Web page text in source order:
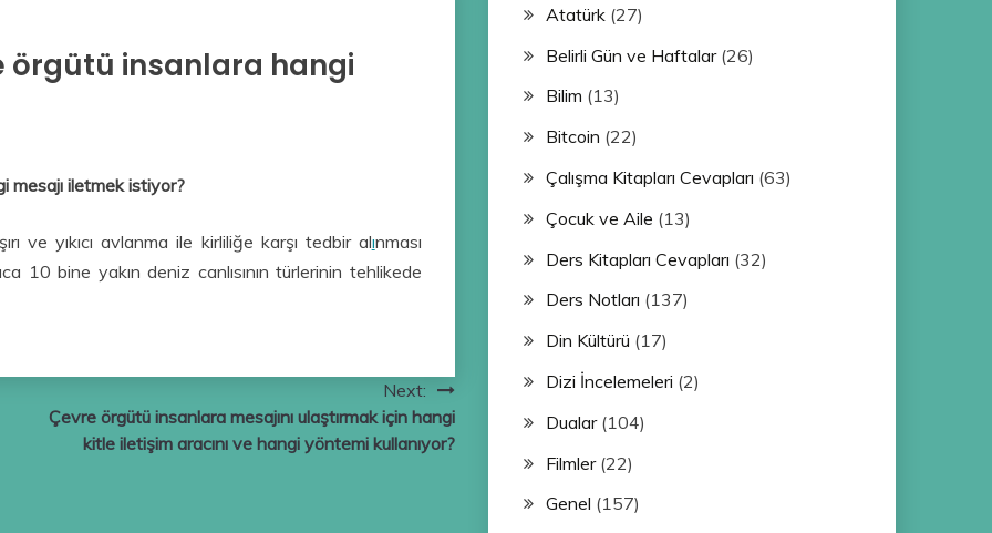
örgütü insanlara hangi
mesajı iletmek istiyor?
ve yıkıcı avlanma ile kirliliğe karşı tedbir alınması
10 bine yakın deniz canlısının türlerinin tehlikede
Next:
Çevre örgütü insanlara mesajını ulaştırmak için hangi
kitle iletişim aracını ve hangi yöntemi kullanıyor?
Atatürk(27)
Belirli Gün ve Haftalar(26)
Bilim (13)
Bitcoin (22)
Çalışma Kitapları Cevapları (63)
Çocuk ve Aile (13)
Ders Kitapları Cevapları (32)
Ders Notları (137)
Din Kültürü (17)
Dizi İncelemeleri (2)
Dualar(104)
Filmler(22)
Genel (157)